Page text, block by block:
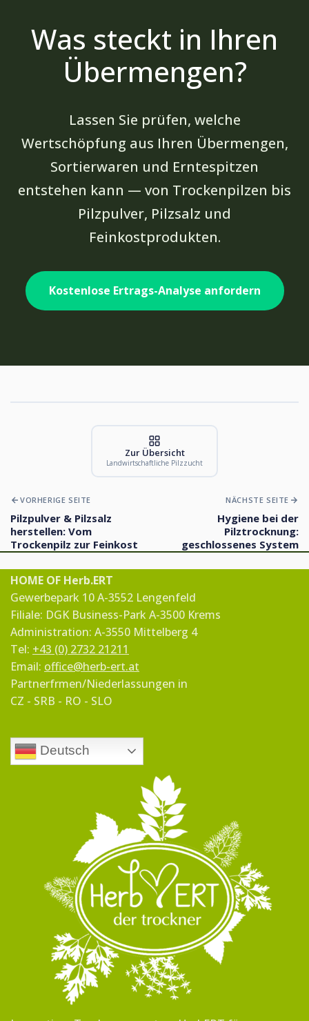
Was steckt in Ihren
Übermengen?
Lassen Sie prüfen, welche
Wertschöpfung aus Ihren Übermengen,
Sortierwaren und Erntespitzen
entstehen kann — von Trockenpilzen bis
Pilzpulver, Pilzsalz und
Feinkostprodukten.
Kostenlose Ertrags-Analyse anfordern
VORHERIGE SEITE
Pilzpulver & Pilzsalz
herstellen: Vom
Trockenpilz zur Feinkost
Zur Übersicht
Landwirtschaftliche Pilzzucht
NÄCHSTE SEITE
Hygiene bei der
Pilztrocknung:
geschlossenes System
HOME OF Herb.ERT
Gewerbepark 10 A-3552 Lengenfeld
Filiale: DGK Business-Park A-3500 Krems
Administration: A-3550 Mittelberg 4
Tel: +43 (0) 2732 21211
Email: office@herb-ert.at
Partnerfrmen/Niederlassungen in
CZ - SRB - RO - SLO
Deutsch